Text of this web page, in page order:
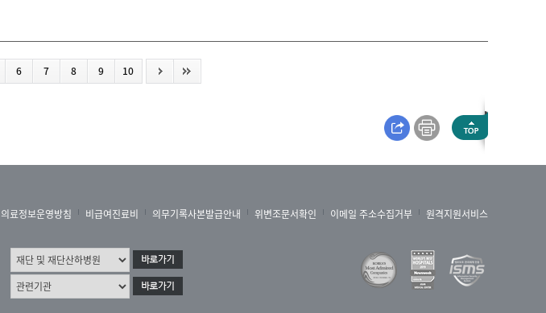
6 7 8 9 10
의료정보운영방침 비급여진료비 의무기록사본발급안내 위변조문서확인 이메일 주소수집거부 원격지원서비스